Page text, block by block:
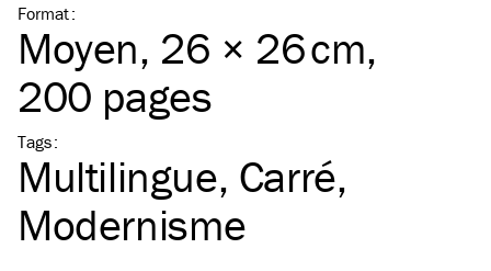
Format:
Moyen, 26 × 26 cm,
200 pages
Tags:
Multilingue Carré
Modernisme